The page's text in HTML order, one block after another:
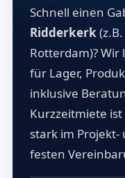
Schnell einen
Ridderkerk
Rotterdam)?
für Lager,
inklusive
Kurzzeitmiete
stark im
festen